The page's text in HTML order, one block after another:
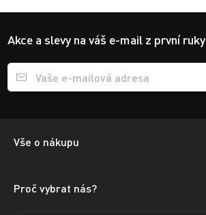
Akce a slevy na váš e-mail z první ruky
Přihlášení e-mailu k odběru
Vše o nákupu
Proč vybrat nás?